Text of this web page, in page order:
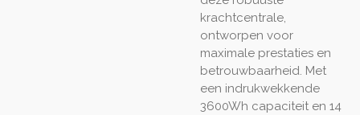
krachtcentrale,
ontworpen voor
maximale prestaties en
betrouwbaarheid. Met
een indrukwekkende
3600Wh capaciteit en 14